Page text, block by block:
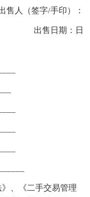
人（签字/手印）：
出售日期：日
、《二手交易管理